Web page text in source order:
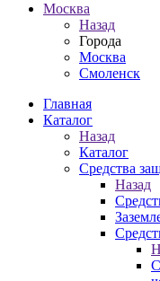
Москва
Назад
Города
Москва
Смоленск
Главная
Каталог
Назад
Каталог
Средства
Назад